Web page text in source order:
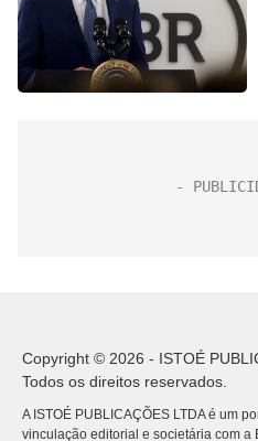
Copyright © 2026 - ISTOÉ
Todos os direitos reservados.
A ISTOÉ PUBLICAÇÕES LTDA é um
vinculação editorial e societária com a